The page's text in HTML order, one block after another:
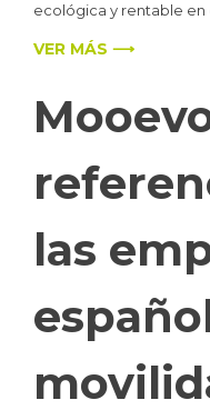
ecológica y rentable en
VER MÁS ⟶
las